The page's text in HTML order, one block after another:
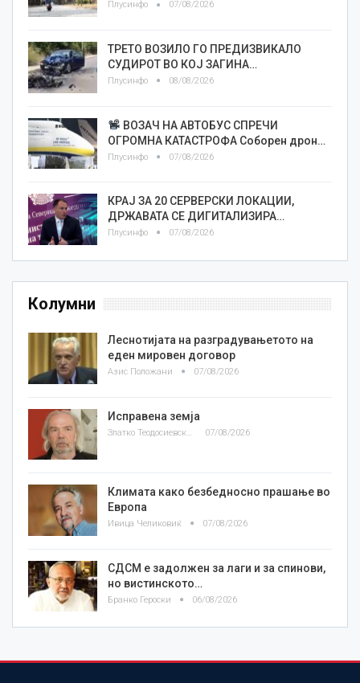
Плусинфо 07/08/2026
ТРЕТО ВОЗИЛО ГО ПРЕДИЗВИКАЛО
СУДИРОТ ВО КОЈ ЗАГИНА…
Плусинфо 08/08/2026
ВОЗАЧ НА АВТОБУС СПРЕЧИ
ОГРОМНА КАТАСТРОФА Соборен дрон…
Плусинфо 07/08/2026
КРАЈ ЗА 20 СЕРВЕРСКИ ЛОКАЦИИ,
ДРЖАВАТА СЕ ДИГИТАЛИЗИРА…
Плусинфо 07/08/2026
Колумни
Леснотијата на разградувањетото на
еден мировен договор
Азис Положани 07/08/2026
Исправена земја
07/08/2026
Климата како безбедносно прашање во
Европа
Ивица Челиковиќ 07/08/2026
СДСМ е задолжен за лаги и за спинови,
но вистинското…
Бранко Героски 06/08/2026